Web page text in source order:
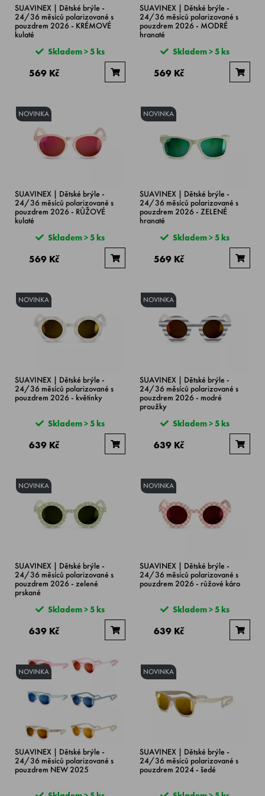
SUAVINEX | Dětské brýle -
24/36 měsíců polarizované s
pouzdrem 2026 - KRÉMOVÉ
kulaté
Skladem > 5 ks
569 Kč
SUAVINEX | Dětské brýle -
24/36 měsíců polarizované s
pouzdrem 2026 - MODRÉ
hranaté
Skladem > 5 ks
569 Kč
NOVINKA
SUAVINEX | Dětské brýle -
24/36 měsíců polarizované s
pouzdrem 2026 - RŮŽOVÉ
kulaté
Skladem > 5 ks
569 Kč
NOVINKA
SUAVINEX | Dětské brýle -
24/36 měsíců polarizované s
pouzdrem 2026 - ZELENÉ
hranaté
Skladem > 5 ks
569 Kč
NOVINKA
SUAVINEX | Dětské brýle -
24/36 měsíců polarizované s
pouzdrem 2026 - květinky
Skladem > 5 ks
639 Kč
NOVINKA
SUAVINEX | Dětské brýle -
24/36 měsíců polarizované s
pouzdrem 2026 - modré
proužky
Skladem > 5 ks
639 Kč
NOVINKA
SUAVINEX | Dětské brýle -
24/36 měsíců polarizované s
pouzdrem 2026 - zelené
prskané
Skladem > 5 ks
639 Kč
NOVINKA
SUAVINEX | Dětské brýle -
24/36 měsíců polarizované s
pouzdrem 2026 - růžové káro
Skladem > 5 ks
639 Kč
NOVINKA
SUAVINEX | Dětské brýle -
24/36 měsíců polarizované s
pouzdrem NEW 2025
NOVINKA
SUAVINEX | Dětské brýle -
24/36 měsíců polarizované s
pouzdrem 2024 - šedé